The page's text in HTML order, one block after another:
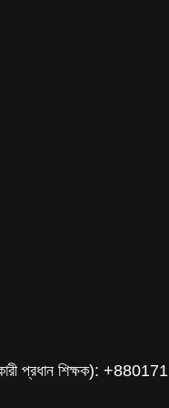
প্রধান শিক্ষক):